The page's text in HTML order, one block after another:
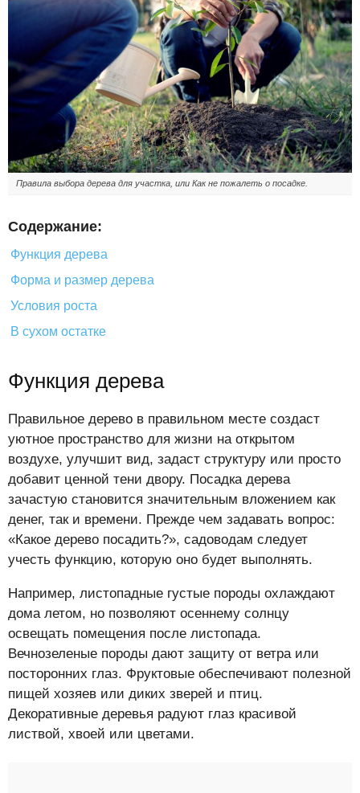
Правила выбора дерева для участка, или Как не пожалеть о посадке.
Содержание:
Функция дерева
Форма и размер дерева
Условия роста
В сухом остатке
Функция дерева
Правильное дерево в правильном месте создаст
уютное пространство для жизни на открытом
воздухе, улучшит вид, задаст структуру или просто
добавит ценной тени двору. Посадка дерева
зачастую становится значительным вложением как
денег, так и времени. Прежде чем задавать вопрос:
«Какое дерево посадить?», садоводам следует
учесть функцию, которую оно будет выполнять.
Например, листопадные густые породы охлаждают
дома летом, но позволяют осеннему солнцу
освещать помещения после листопада.
Вечнозеленые породы дают защиту от ветра или
посторонних глаз. Фруктовые обеспечивают полезной
пищей хозяев или диких зверей и птиц.
Декоративные деревья радуют глаз красивой
листвой, хвоей или цветами.